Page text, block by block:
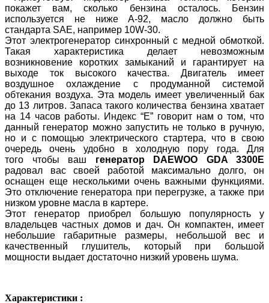
покажет вам, сколько бензина осталось. Бензин
используется не ниже А-92, масло должно быть
стандарта SAE, например 10W-30.
Этот электрогенератор синхронный с медной обмоткой.
Такая характеристика делает невозможным
возникновение коротких замыканий и гарантирует на
выходе ток высокого качества. Двигатель имеет
воздушное охлаждение с продуманной системой
обтекания воздуха. Эта модель имеет увеличенный бак
до 13 литров. Запаса такого количества бензина хватает
на 14 часов работы. Индекс “E” говорит нам о том, что
данный генератор можно запустить не только в ручную,
но и с помощью электрического стартера, что в свою
очередь очень удобно в холодную пору года. Для
того чтобы ваш генератор DAEWOO GDA 3300E
радовал вас своей работой максимально долго, он
оснащен еще несколькими очень важными функциями.
Это отключение генератора при перегрузке, а также при
низком уровне масла в картере.
Этот генератор приобрел большую популярность у
владельцев частных домов и дач. Он компактен, имеет
небольшие габаритные размеры, небольшой вес и
качественный глушитель, который при большой
мощности выдает достаточно низкий уровень шума.
Характеристики :